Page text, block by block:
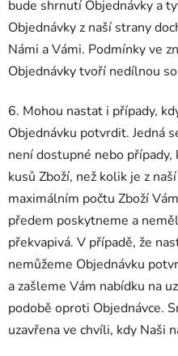
bude shrnutí Objednávky a
Objednávky z naší strany
Námi a Vámi. Podmínky ve
Objednávky tvoří nedílnou
6. Mohou nastat i případy,
Objednávku potvrdit. Jedná
není dostupné nebo
kusů Zboží, než kolik je z
maximálním počtu Zboží
předem poskytneme a
překvapivá. V případě, že
nemůžeme Objednávku
a zašleme Vám nabídku na
podobě oproti Objednávce.
uzavřena ve chvíli, kdy Naši